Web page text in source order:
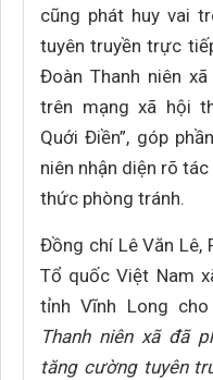
cũng phát huy vai
tuyên truyền trực
Đoàn Thanh niên
trên mạng xã hội
Quới Điền”, góp
niên nhận diện rõ
thức phòng tránh.
Đồng chí Lê Văn Lê,
Tổ quốc Việt Nam
tỉnh Vĩnh Long cho
Thanh niên xã đã
tăng cường tuyên